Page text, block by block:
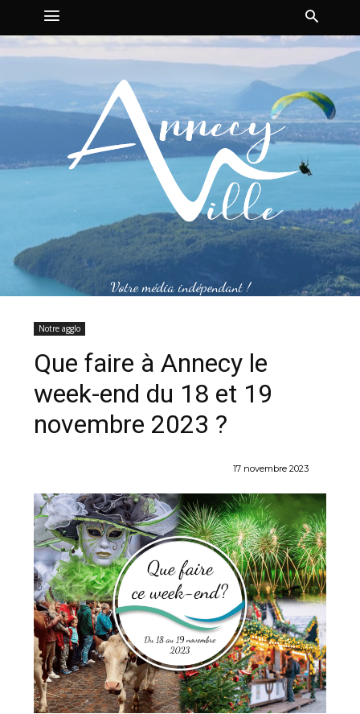
Votre média indépendant !
Notre agglo
Que faire à Annecy le
week-end du 18 et 19
novembre 2023 ?
17 novembre 2023